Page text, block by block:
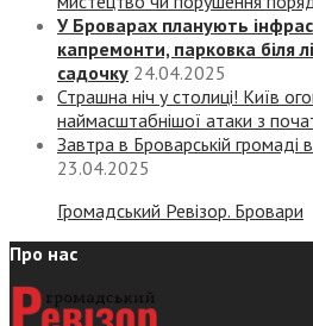
У Броварах планують
капремонти, парковка біля
садочку 24.04.2025
Страшна ніч у столиці! Київ
наймасштабнішої атаки з
Завтра в Броварській громаді
23.04.2025
Громадський Ревізор. Бровари
Про нас